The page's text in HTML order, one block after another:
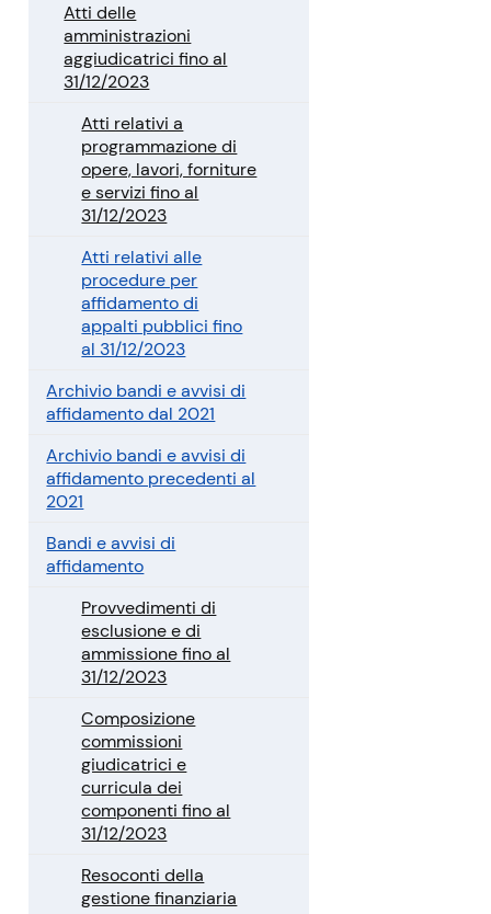
Atti delle
amministrazioni
aggiudicatrici fino al
31/12/2023
Atti relativi a
programmazione di
opere, lavori, forniture
e servizi fino al
31/12/2023
Atti relativi alle
procedure per
affidamento di
appalti pubblici fino
al 31/12/2023
Archivio bandi e avvisi di
affidamento dal 2021
Archivio bandi e avvisi di
affidamento precedenti al
2021
Bandi e avvisi di
affidamento
Provvedimenti di
esclusione e di
ammissione fino al
31/12/2023
Composizione
commissioni
giudicatrici e
curricula dei
componenti fino al
31/12/2023
Resoconti della
gestione finanziaria